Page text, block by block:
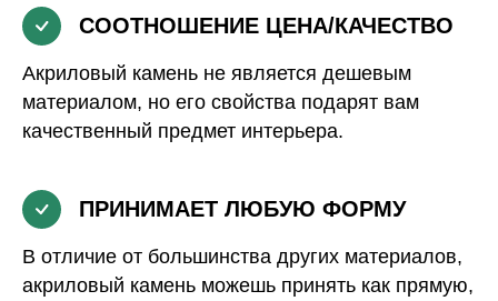
СООТНОШЕНИЕ ЦЕНА/КАЧЕСТВО
Акриловый камень не является дешевым
материалом, но его свойства подарят вам
качественный предмет интерьера.
ПРИНИМАЕТ ЛЮБУЮ ФОРМУ
В отличие от большинства других материалов,
акриловый камень можешь принять как прямую,